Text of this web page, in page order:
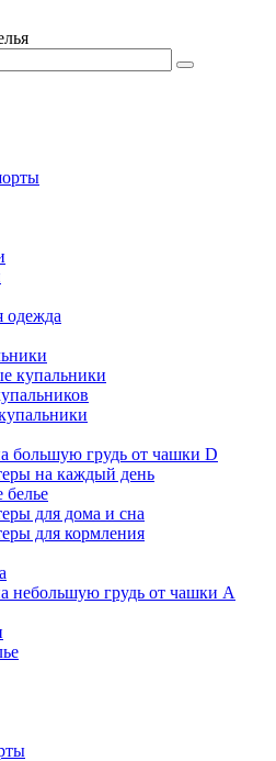
одежда
купальники
большую грудь от чашки D
на каждый день
белье
для дома и сна
для кормления
небольшую грудь от чашки А